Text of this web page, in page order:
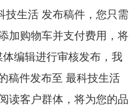
技生活 发布稿件，您只需
加购物车并支付费用，将
编辑进行审核发布，我
稿件发布至 最科技生活
读客户群体，将为您的品